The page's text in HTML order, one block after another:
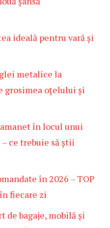
ideală pentru vară și
metalice la
grosimea oțelului și
în locul unui
ce trebuie să știi
în 2026 – TOP
fiecare zi
bagaje, mobilă și